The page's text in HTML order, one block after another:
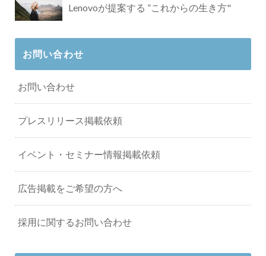
Lenovoが提案する ”これからの生き方"
お問い合わせ
お問い合わせ
プレスリリース掲載依頼
イベント・セミナー情報掲載依頼
広告掲載をご希望の方へ
採用に関するお問い合わせ